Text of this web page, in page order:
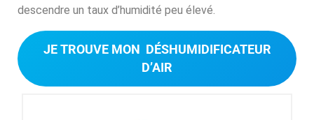
descendre un taux d’humidité peu élevé.
JE TROUVE MON DÉSHUMIDIFICATEUR
D’AIR